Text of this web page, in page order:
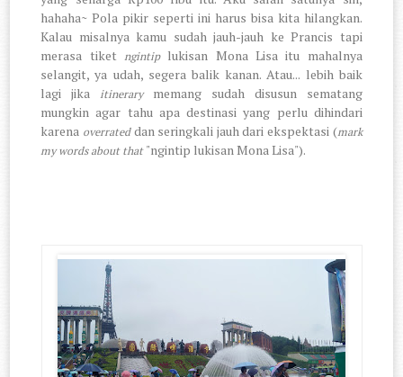
hahaha~ Pola pikir seperti ini harus bisa kita hilangkan.
Kalau misalnya kamu sudah jauh-jauh ke Prancis tapi
merasa tiket ngintip lukisan Mona Lisa itu mahalnya
selangit, ya udah, segera balik kanan. Atau... lebih baik
lagi jikaitinerary memang sudah disusun sematang
mungkin agar tahu apa destinasi yang perlu dihindari
karena overrateddan seringkali jauh dari ekspektasi (mark
my words about that"ngintip lukisan Mona Lisa").